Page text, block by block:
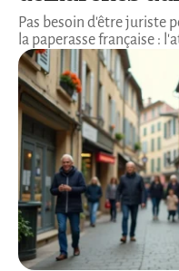
Pas besoin d'être juriste
la paperasse française :